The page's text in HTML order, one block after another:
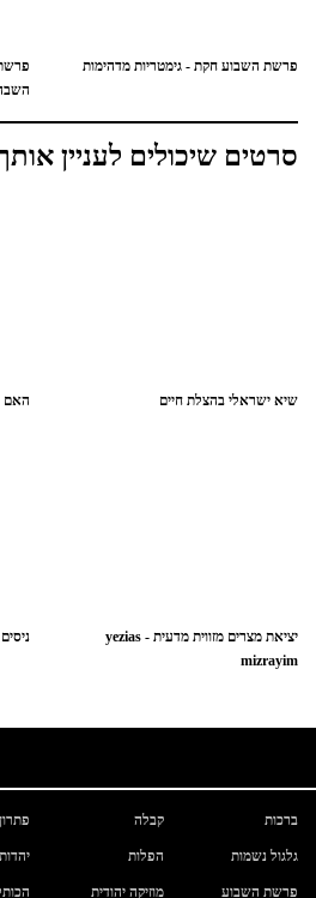
פרשת השבוע חקת - גימטריות מדהימות
סרטים שיכולים לעניין
שיא ישראלי בהצלת חיים האם
יציאת מצרים מזווית מדעית - yezias
mizrayim
ברכות קבלה
גלגול נשמות הפלות יהדות
פרשת השבוע מוזיקה יהודית